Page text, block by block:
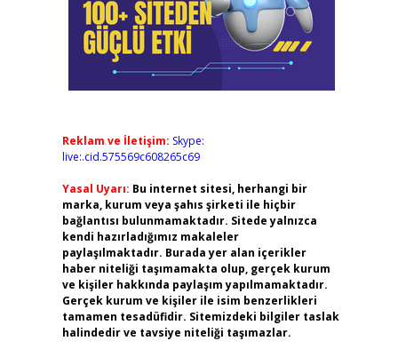
Reklam ve İletişim: Skype:
live:.cid.575569c608265c69
Yasal Uyarı: Bu internet sitesi, herhangi bir
marka, kurum veya şahıs şirketi ile hiçbir
bağlantısı bulunmamaktadır. Sitede yalnızca
kendi hazırladığımız makaleler
paylaşılmaktadır. Burada yer alan içerikler
haber niteliği taşımamakta olup, gerçek kurum
ve kişiler hakkında paylaşım yapılmamaktadır.
Gerçek kurum ve kişiler ile isim benzerlikleri
tamamen tesadüfidir. Sitemizdeki bilgiler taslak
halindedir ve tavsiye niteliği taşımazlar.